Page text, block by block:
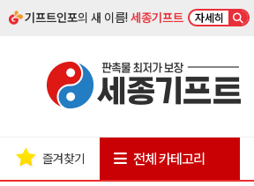
기프트인포의 새 이름!세종기프트 자세히
즐겨찾기 전체 카테고리